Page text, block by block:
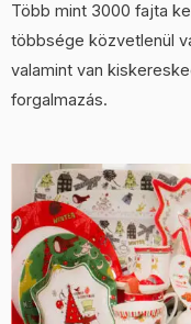
Több mint 3000 fajta
többsége közvetlenül
valamint van
forgalmazás.